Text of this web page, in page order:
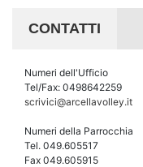
CONTATTI
Numeri dell'Ufficio
Tel/Fax: 0498642259
scrivici@arcellavolley.it
Numeri della Parrocchia
Tel. 049.605517
Fax 049.605915